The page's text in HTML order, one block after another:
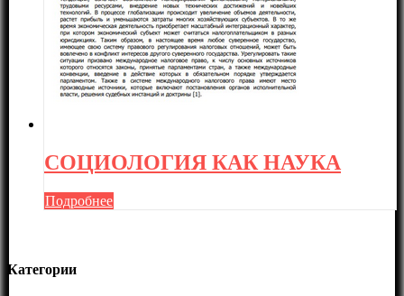
СОЦИОЛОГИЯ КАК НАУКА
Подробнее
Категории